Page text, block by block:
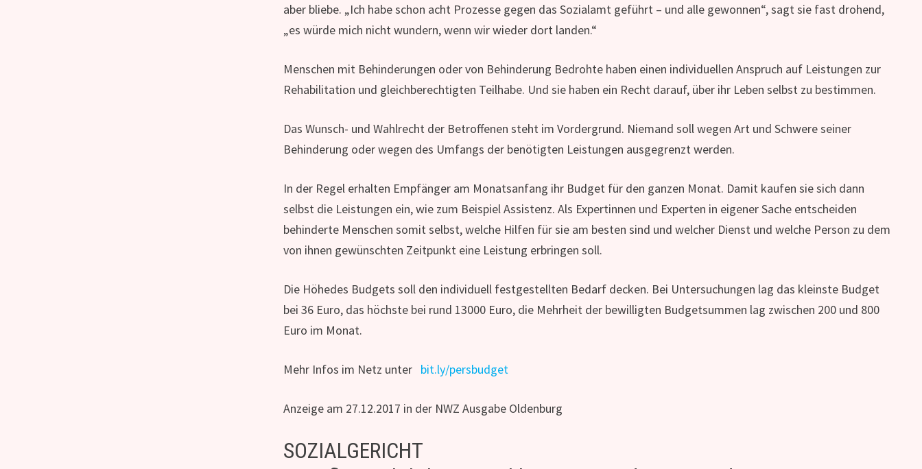
aber bliebe. „Ich habe schon acht Prozesse gegen das Sozialamt geführt – und alle gewonnen“, sagt sie fast drohend,
„es würde mich nicht wundern, wenn wir wieder dort landen.“
Menschen mit Behinderungen oder von Behinderung Bedrohte haben einen individuellen Anspruch auf Leistungen zur
Rehabilitation und gleichberechtigten Teilhabe. Und sie haben ein Recht darauf, über ihr Leben selbst zu bestimmen.
Das Wunsch- und Wahlrecht der Betroffenen steht im Vordergrund. Niemand soll wegen Art und Schwere seiner
Behinderung oder wegen des Umfangs der benötigten Leistungen ausgegrenzt werden.
In der Regel erhalten Empfänger am Monatsanfang ihr Budget für den ganzen Monat. Damit kaufen sie sich dann
selbst die Leistungen ein, wie zum Beispiel Assistenz. Als Expertinnen und Experten in eigener Sache entscheiden
behinderte Menschen somit selbst, welche Hilfen für sie am besten sind und welcher Dienst und welche Person zu dem
von ihnen gewünschten Zeitpunkt eine Leistung erbringen soll.
Die Höhedes Budgets soll den individuell festgestellten Bedarf decken. Bei Untersuchungen lag das kleinste Budget
bei 36 Euro, das höchste bei rund 13000 Euro, die Mehrheit der bewilligten Budgetsummen lag zwischen 200 und 800
Euro im Monat.
Mehr Infos im Netz unter bit.ly/persbudget
Anzeige am 27.12.2017 in der NWZ Ausgabe Oldenburg
SOZIALGERICHT